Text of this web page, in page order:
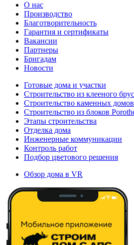
О нас
Производство
Благотворительность
Гарантия и сертификаты
Вакансии
Партнеры
Бригадам
Новости
Готовые дома и участки
Строительство из клееного
Строительство каменных домов
Строительство из блоков
Этапы строительства
Отделка дома
Инженерные коммуникации
Контроль работ
Подбор цветового решения
Обзор дома в VR